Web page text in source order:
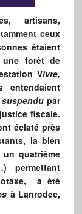
artisans,
ceux
étaient
une forêt de
Vivre,
entendaient
suspendu par
fiscale.
éclaté près
la bien
un quatrième
permettant
a été
à Lanrodec,